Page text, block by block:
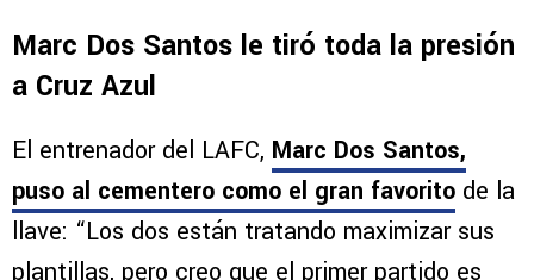
Marc Dos Santos le tiró toda la presión
a Cruz Azul
El entrenador del LAFC, Marc Dos Santos,
puso al cementero como el gran favorito de la
llave: “Los dos están tratando maximizar sus
plantillas, pero creo que el primer partido es